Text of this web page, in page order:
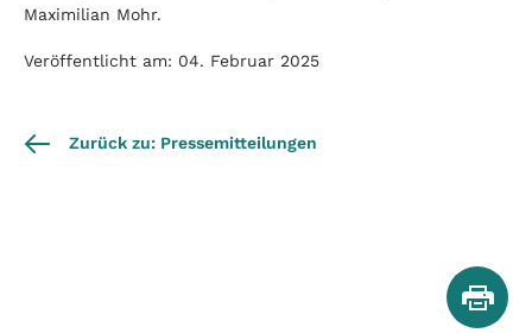
Maximilian Mohr.
Veröffentlicht am: 04. Februar 2025
Zurück zu: Pressemitteilungen